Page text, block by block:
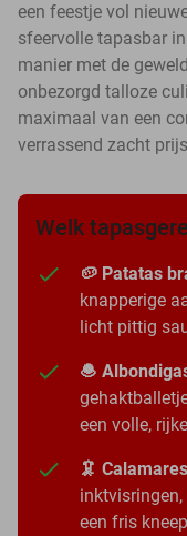
een feestje vol
sfeervolle tapasbar
manier met de
onbezorgd talloze
maximaal van een
verrassend zacht
Welk
🥔 Patatas
knapperige
licht pittig
🧆
een volle,
🦑
een fris